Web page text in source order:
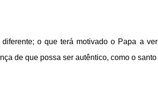
o que terá motivado o Papa a
de que possa ser autêntico, como o